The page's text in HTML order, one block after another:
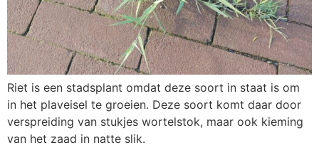
Riet is een stadsplant omdat deze soort in staat is om
in het plaveisel te groeien. Deze soort komt daar door
verspreiding van stukjes wortelstok, maar ook kieming
van het zaad in natte slik.